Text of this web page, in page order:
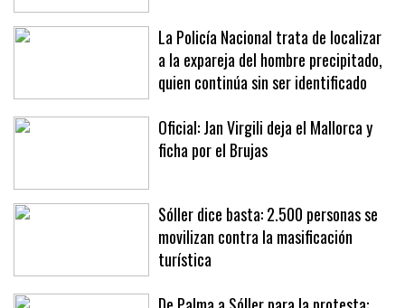
La Policía Nacional trata de localizar
a la expareja del hombre precipitado,
quien continúa sin ser identificado
Oficial: Jan Virgili deja el Mallorca y
Sóller dice basta: 2.500 personas se
movilizan contra la masificación
turística